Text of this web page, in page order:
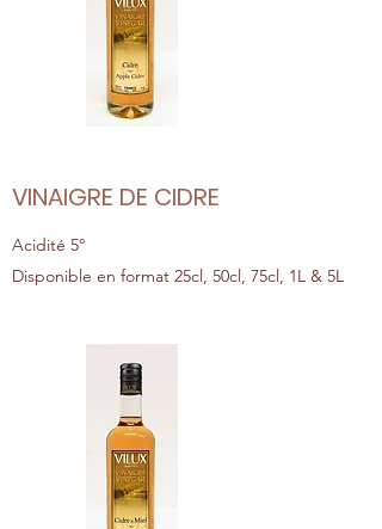
VINAIGRE DE CIDRE
Acidité 5°
Disponible en format 25cl, 50cl, 75cl, 1L & 5L